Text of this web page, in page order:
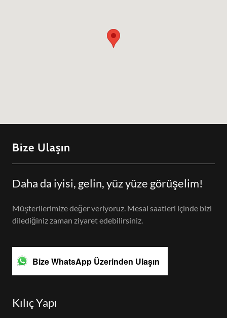
Bize Ulaşın
Daha da iyisi, gelin, yüz yüze görüşelim!
Müşterilerimize değer veriyoruz. Mesai saatleri içinde bizi
dilediğiniz zaman ziyaret edebilirsiniz.
Bize WhatsApp Üzerinden Ulaşın
Kılıç Yapı